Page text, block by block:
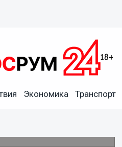
Экономика Транспорт